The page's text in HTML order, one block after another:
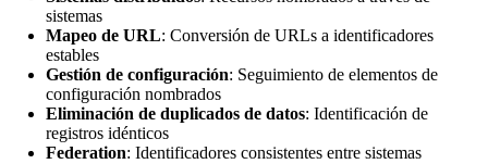
sistemas
Mapeo de URL: Conversión de URLs a identificadores
estables
Gestión de configuración: Seguimiento de elementos de
configuración nombrados
Eliminación de duplicados de datos: Identificación de
registros idénticos
Federation: Identificadores consistentes entre sistemas